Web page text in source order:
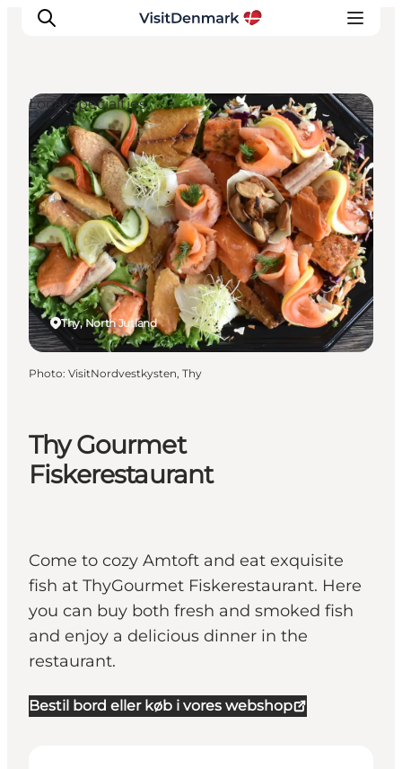
Inspirations
Destinations
Quoi faire
Hébergements
Planifiez votre voyage
Thy Gourmet
Fiskerestaurant
Come to cozy Amtoft and eat exquisite
fish at ThyGourmet Fiskerestaurant. Here
you can buy both fresh and smoked fish
and enjoy a delicious dinner in the
restaurant.
Bestil bord eller køb i vores webshop
Thy, North Jutland
Local Specialties
Photo: VisitNordvestkysten, Thy